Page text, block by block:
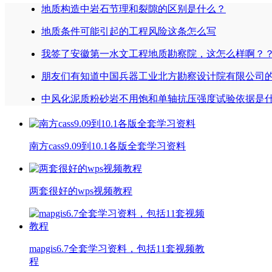
地质构造中岩石节理和裂隙的区别是什么？
地质条件可能引起的工程风险这条怎么写
我签了安徽第一水文工程地质勘察院，这怎么样啊？
朋友们有知道中国兵器工业北方勘察设计院有限公司
中风化泥质粉砂岩不用饱和单轴抗压强度试验依据是
南方cass9.09到10.1各版全套学习资料
两套很好的wps视频教程
mapgis6.7全套学习资料，包括11套视频教
程